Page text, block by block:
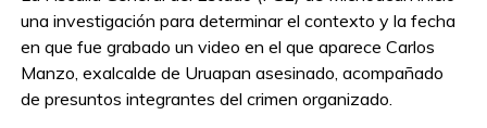
una investigación para determinar el contexto y la fecha
en que fue grabado un video en el que aparece Carlos
Manzo, exalcalde de Uruapan asesinado, acompañado
de presuntos integrantes del crimen organizado.